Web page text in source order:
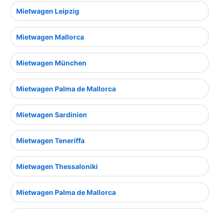
Mietwagen Leipzig
Mietwagen Mallorca
Mietwagen München
Mietwagen Palma de Mallorca
Mietwagen Sardinien
Mietwagen Teneriffa
Mietwagen Thessaloniki
Mietwagen Palma de Mallorca